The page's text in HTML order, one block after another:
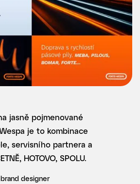
jasně pojmenované
je to kombinace
servisního partnera a
HOTOVO, SPOLU.
brand designer